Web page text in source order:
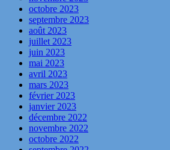
octobre 2023
septembre 2023
août 2023
juillet 2023
juin 2023
mai 2023
avril 2023
mars 2023
février 2023
janvier 2023
décembre 2022
novembre 2022
octobre 2022